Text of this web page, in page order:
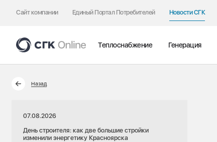
Сайт компании Единый Портал Потребителей Новости СГК
Теплоснабжение Генерация
Назад
07.08.2026
День строителя: как две большие стройки
изменили энергетику Красноярска